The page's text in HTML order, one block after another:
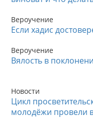
Вероучение
Если хадис
Вероучение
Вялость в
Новости
Цикл
молодёжи провели